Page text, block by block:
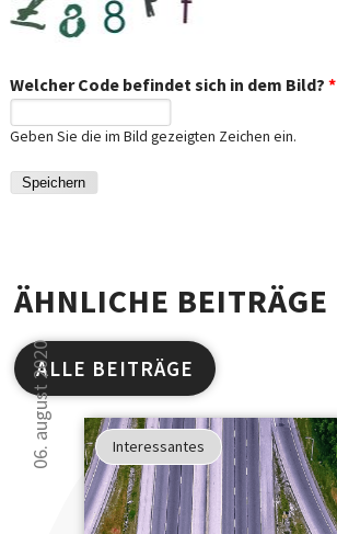
Welcher Code befindet sich in dem Bild? *
Geben Sie die im Bild gezeigten Zeichen ein.
ÄHNLICHE BEITRÄGE
ALLE BEITRÄGE
06. august 2020 Interessantes